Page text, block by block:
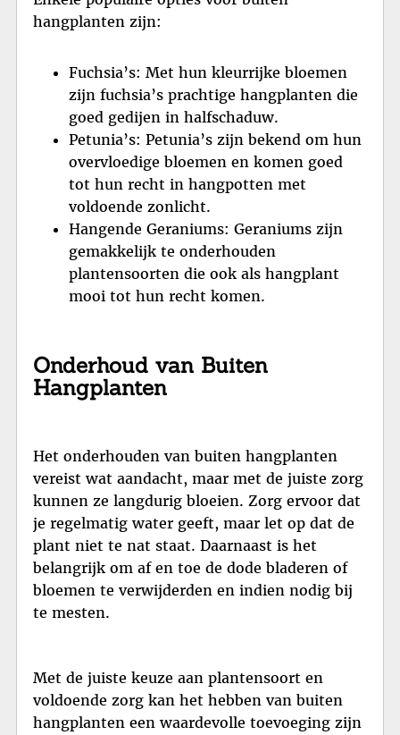
hangplanten zijn:
Fuchsia’s: Met hun kleurrijke bloemen
zijn fuchsia’s prachtige hangplanten die
goed gedijen in halfschaduw.
Petunia’s: Petunia’s zijn bekend om hun
overvloedige bloemen en komen goed
tot hun recht in hangpotten met
voldoende zonlicht.
Hangende Geraniums: Geraniums zijn
gemakkelijk te onderhouden
plantensoorten die ook als hangplant
mooi tot hun recht komen.
Onderhoud van Buiten
Hangplanten
Het onderhouden van buiten hangplanten
vereist wat aandacht, maar met de juiste zorg
kunnen ze langdurig bloeien. Zorg ervoor dat
je regelmatig water geeft, maar let op dat de
plant niet te nat staat. Daarnaast is het
belangrijk om af en toe de dode bladeren of
bloemen te verwijderden en indien nodig bij
te mesten.
Met de juiste keuze aan plantensoort en
voldoende zorg kan het hebben van buiten
hangplanten een waardevolle toevoeging zijn